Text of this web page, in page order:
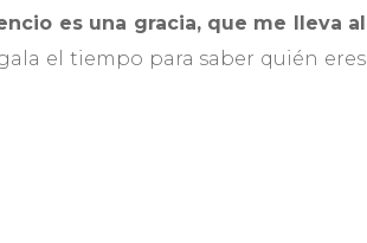
es una gracia, que me lleva al
el tiempo para saber quién eres